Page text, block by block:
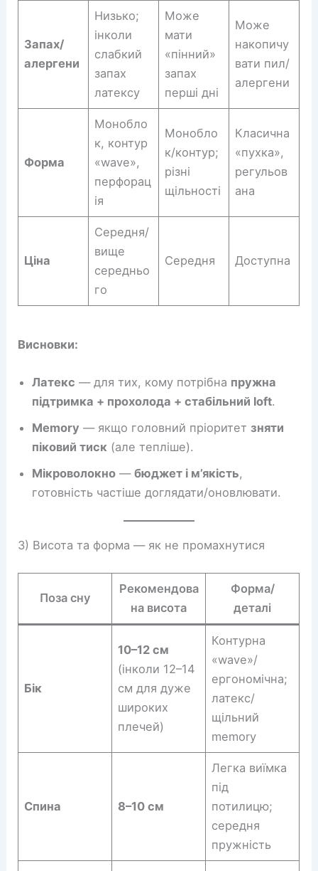
Запах/
алергени
Низько;
інколи
слабкий
запах
латексу
Може
мати
«пінний»
запах
перші дні
Може
накопичу
вати пил/
алергени
Форма
Монобло
к, контур
«wave»,
перфорац
ія
Монобло
к/контур;
різні
щільності
Класична
«пухка»,
регульов
ана
Ціна
Середня/
вище
середньо
го
Середня Доступна
Висновки:
Латекс — для тих, кому потрібна пружна
підтримка + прохолода + стабільний loft.
Memory — якщо головний пріоритетзняти
піковий тиск (але тепліше).
Мікроволокно —бюджет і м’якість,
готовність частіше доглядати/оновлювати.
3) Висота та форма — як не промахнутися
Поза сну
Рекомендова
на висота
Форма/
деталі
Бік
10–12 см
(інколи 12–14
см для дуже
широких
плечей)
Контурна
«wave»/
ергономічна;
латекс/
щільний
memory
Спина 8–10 см
Легка виїмка
під
потилицю;
середня
пружність